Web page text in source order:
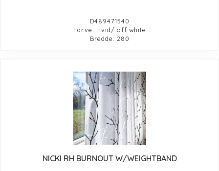
D489471540
Farve: Hvid/ off white
Bredde: 280
NICKI RH BURNOUT W/WEIGHTBAND